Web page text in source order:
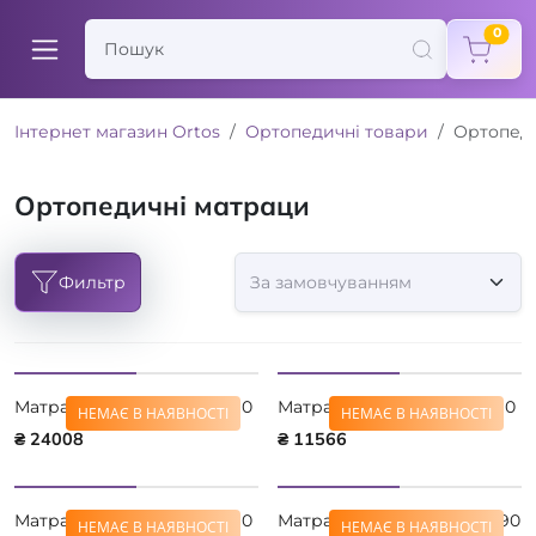
0
Інтернет магазин Ortos Ортопедичні товари
Ортопедичні матраци
Фильтр
НЕМАЄ В НАЯВНОСТІ
Матрас Serta Grace 200x190
₴ 24008
НЕМАЄ В НАЯВНОСТІ
Матрас Serta Liberty 80x190
₴ 11566
НЕМАЄ В НАЯВНОСТІ
Матрас Serta Liberty 90x190
НЕМАЄ В НАЯВНОСТІ
Матрас Serta Liberty 120x190